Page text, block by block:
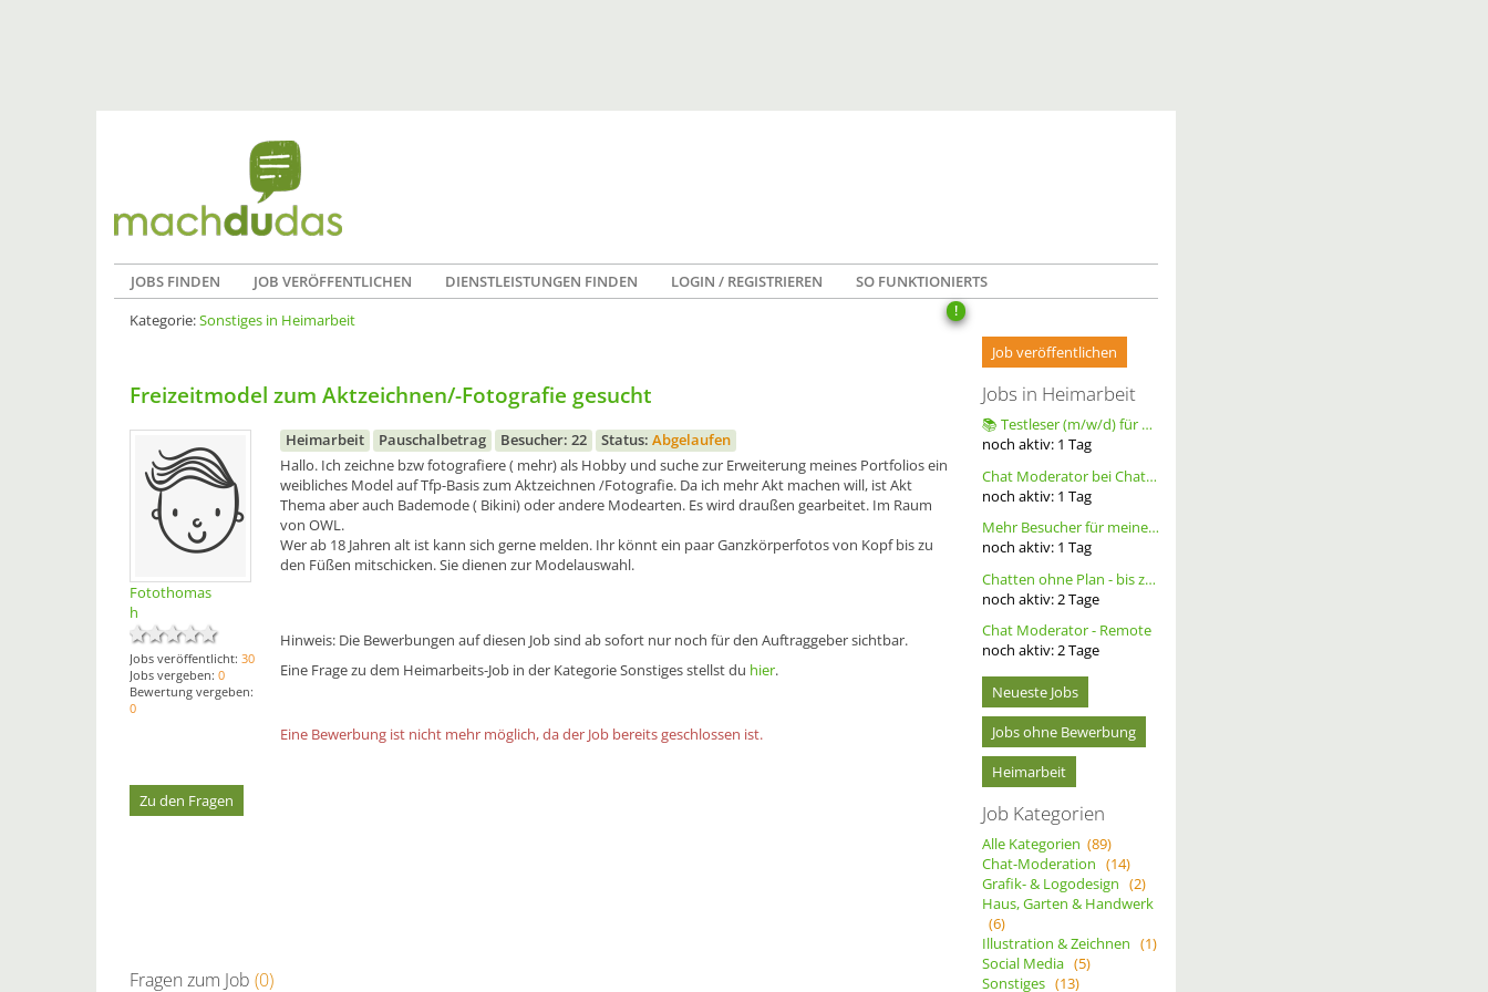
JOBS FINDEN JOB VERÖFFENTLICHEN DIENSTLEISTUNGEN FINDEN LOGIN / REGISTRIEREN SO FUNKTIONIERTS
!
Kategorie:Sonstiges in Heimarbeit
Freizeitmodel zum Aktzeichnen/-Fotografie gesucht
Fotothomas
h
Jobs veröffentlicht: 30
Jobs vergeben: 0
Bewertung vergeben:
0
Heimarbeit Pauschalbetrag Besucher: 22 Status: Abgelaufen
Hallo. Ich zeichne bzw fotografiere ( mehr) als Hobby und suche zur Erweiterung meines Portfolios ein
weibliches Model auf Tfp-Basis zum Aktzeichnen /Fotografie. Da ich mehr Akt machen will, ist Akt
Thema aber auch Bademode ( Bikini) oder andere Modearten. Es wird draußen gearbeitet. Im Raum
von OWL.
Wer ab 18 Jahren alt ist kann sich gerne melden. Ihr könnt ein paar Ganzkörperfotos von Kopf bis zu
den Füßen mitschicken. Sie dienen zur Modelauswahl.
Hinweis: Die Bewerbungen auf diesen Job sind ab sofort nur noch für den Auftraggeber sichtbar.
Eine Frage zu dem Heimarbeits-Job in der Kategorie Sonstiges stellst du hier.
Eine Bewerbung ist nicht mehr möglich, da der Job bereits geschlossen ist.
Zu den Fragen
Fragen zum Job (0)
Job veröffentlichen
Jobs in Heimarbeit
📚 Testleser (m/w/d) für Bücher gesucht – langfristige Zusammenarbeit
noch aktiv: 1 Tag
Chat Moderator bei Chatoria (m/w/d) – Remote
noch aktiv: 1 Tag
Mehr Besucher für meine Homepage. Alternative Werbung.
noch aktiv: 1 Tag
Chatten ohne Plan - bis zu 20 Ct. pro Out – ortsunabhängig - wöchentliche Auszahlung
noch aktiv: 2Tage
Chat Moderator - Remote
noch aktiv:2Tage
Neueste Jobs
Jobs ohne Bewerbung
Heimarbeit
Job Kategorien
Alle Kategorien (89)
Chat-Moderation (14)
Grafik- & Logodesign (2)
Haus, Garten & Handwerk
(6)
Illustration & Zeichnen (1)
Social Media (5)
Sonstiges (13)